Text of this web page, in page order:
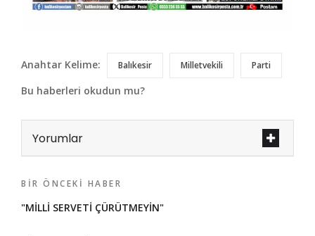
Anahtar Kelime: Balıkesir Milletvekili Parti
Bu haberleri okudun mu?
Yorumlar
BIR ÖNCEKI HABER
"MİLLİ SERVETİ ÇÜRÜTMEYİN"